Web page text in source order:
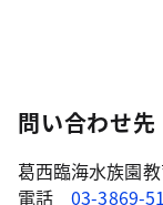
問い合わせ先
葛西臨海水族園
電話03-3869-